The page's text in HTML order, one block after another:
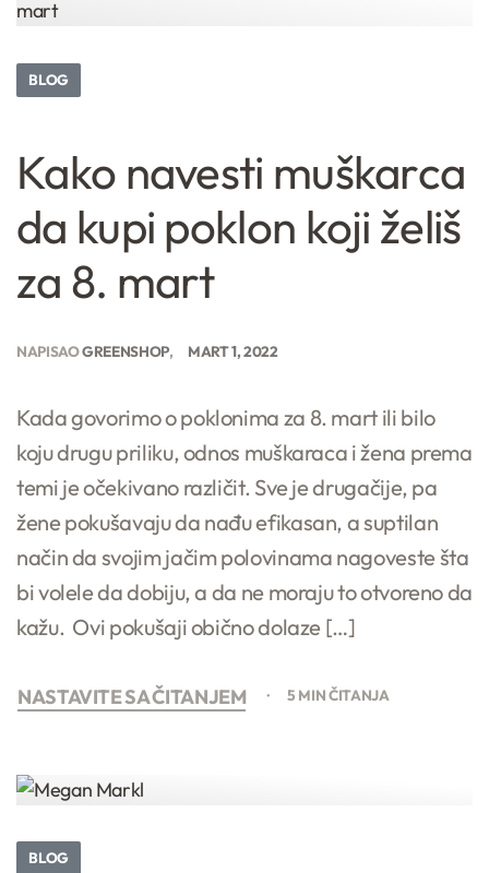
BLOG
Kako navesti muškarca
da kupi poklon koji želiš
za 8. mart
NAPISAOGREENSHOP MART 1, 2022
Kada govorimo o poklonima za 8. mart ili bilo
koju drugu priliku, odnos muškaraca i žena prema
temi je očekivano različit. Sve je drugačije, pa
žene pokušavaju da nađu efikasan, a suptilan
način da svojim jačim polovinama nagoveste šta
bi volele da dobiju, a da ne moraju to otvoreno da
kažu. Ovi pokušaji obično dolaze […]
NASTAVITE SA ČITANJEM 5 MIN ČITANJA
BLOG